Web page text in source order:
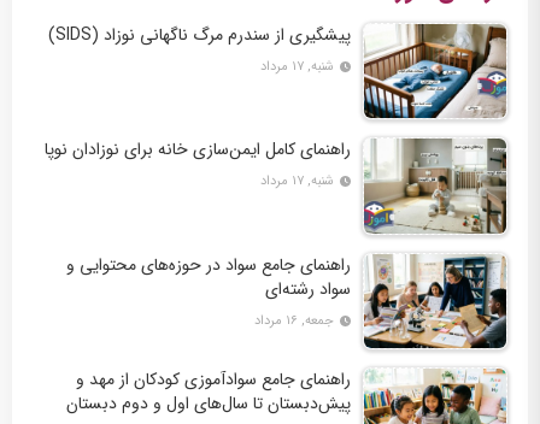
پیشگیری از سندرم مرگ ناگهانی نوزاد (SIDS)
شنبه, ۱۷ مرداد
راهنمای کامل ایمن‌سازی خانه برای نوزادان نوپا
شنبه, ۱۷ مرداد
راهنمای جامع سواد در حوزه‌های محتوایی و
سواد رشته‌ای
جمعه, ۱۶ مرداد
راهنمای جامع سوادآموزی کودکان از مهد و
پیش‌دبستان تا سال‌های اول و دوم دبستان